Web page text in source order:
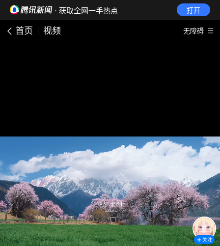
· 获取全网一手热点 打开
首页 视频 无障碍
关注